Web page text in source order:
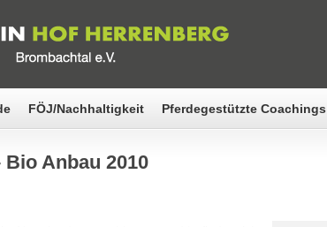
FÖJ/Nachhaltigkeit Pferdegestützte Coachings
Anbau 2010